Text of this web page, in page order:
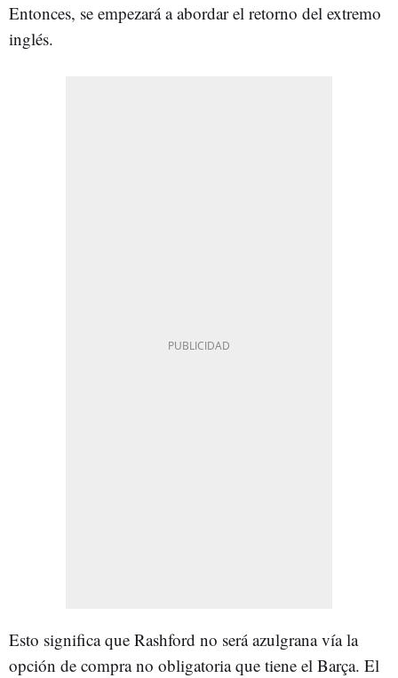
Entonces, se empezará a abordar el retorno del extremo
inglés.
Esto significa que Rashford no será azulgrana vía la
opción de compra no obligatoria que tiene el Barça. El